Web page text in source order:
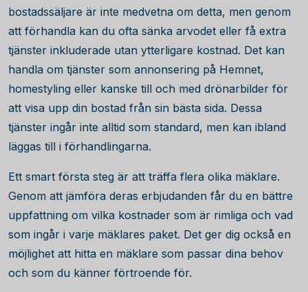
bostadssäljare är inte medvetna om detta, men genom
att förhandla kan du ofta sänka arvodet eller få extra
tjänster inkluderade utan ytterligare kostnad. Det kan
handla om tjänster som annonsering på Hemnet,
homestyling eller kanske till och med drönarbilder för
att visa upp din bostad från sin bästa sida. Dessa
tjänster ingår inte alltid som standard, men kan ibland
läggas till i förhandlingarna.
Ett smart första steg är att träffa flera olika mäklare.
Genom att jämföra deras erbjudanden får du en bättre
uppfattning om vilka kostnader som är rimliga och vad
som ingår i varje mäklares paket. Det ger dig också en
möjlighet att hitta en mäklare som passar dina behov
och som du känner förtroende för.